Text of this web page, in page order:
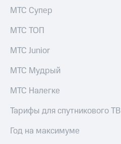
ПАО
"МТС"
Собрания
акционеров
Личный
кабинет
акционера
Акционерный
Контроль
аудит
акций
МТС Супер
МТС ТОП
МТС Junior
МТС Мудрый
МТС Налегке
Тарифы для спутникового ТВ
Год на максимуме